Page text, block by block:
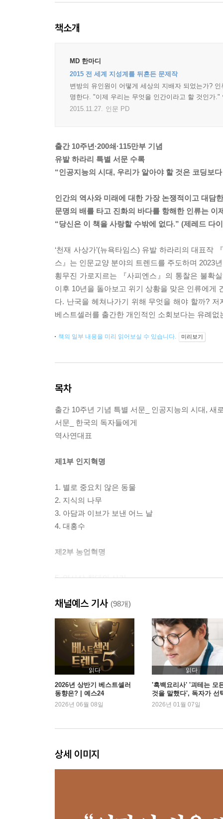
책소개
MD 한마디
2015 전 세계 지성계를 뒤흔든 문제작
변방의 유인원이 어떻게 세상의 지배자 되었는가?
명한다. "이제 우리는 무엇을 인간이라고 할 것인가
2015.11.27. 인문 PD
출간 10주년·200쇄·115만부 기념
유발 하라리 특별 서문 수록
“인공지능의 시대, 우리가 알아야 할 것은 코딩보
인간의 역사와 미래에 대한 가장 논쟁적이고 대담
문명의 배를 타고 진화의 바다를 항해한 인류는 이
“당신은 이 책을 사랑할 수밖에 없다.” (제레드 다
‘천재 사상가’(뉴욕타임스) 유발 하라리의 대표
스』는 인문교양 분야의 트렌드를 주도하며 2023
횡무진 가로지르는 『사피엔스』의 통찰은 불확
이후 10년을 돌아보고 위기 상황을 맞은 인류에게
다. 난국을 헤쳐나가기 위해 무엇을 해야 할까?
베스트셀러를 출간한 개인적인 소회보다는 유례
책의 일부 내용을 미리 읽어보실 수 있습니다. 미리보기
목차
출간 10주년 기념 특별 서문_ 인공지능의 시대, 새
서문_ 한국의 독자들에게
역사연대표
제1부 인지혁명
1. 별로 중요치 않은 동물
2. 지식의 나무
3. 아담과 이브가 보낸 어느 날
4. 대홍수
제2부 농업혁명
5. 역사상 최대의 사기
7. 메모리 과부하
8. 역사에 정의는 없다
제3부 인류의 통합
9. 역사의 화살
10. 돈의 향기
11. 제국의 비전
12. 종교의 법칙
14. 무지의 발견
채널예스 기사 (98개)
읽다
2026년 상반기 베스트셀러
동향은? | 예스24
2026년 06월 08일
읽다
'흑백요리사' '괴테는 모
것을 말했다', 독자가 선
한 2026 새해 첫 책은? |
2026년 01월 07일
상세 이미지